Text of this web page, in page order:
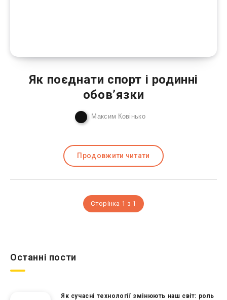
Як поєднати спорт і родинні
обов’язки
Максим Ковінько
Продовжити читати
Сторінка 1 з 1
Останні пости
Як сучасні технології змінюють наш світ: роль